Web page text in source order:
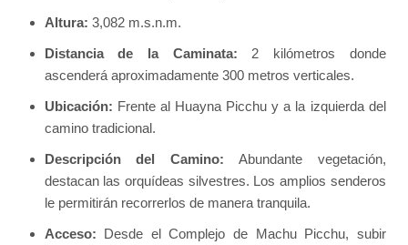
Altura: 3,082 m.s.n.m.
Distancia de la Caminata: 2 kilómetros donde
ascenderá aproximadamente 300 metros verticales.
Ubicación: Frente al Huayna Picchu y a la izquierda del
camino tradicional.
Descripción del Camino: Abundante vegetación,
destacan las orquídeas silvestres. Los amplios senderos
le permitirán recorrerlos de manera tranquila.
Acceso: Desde el Complejo de Machu Picchu, subir